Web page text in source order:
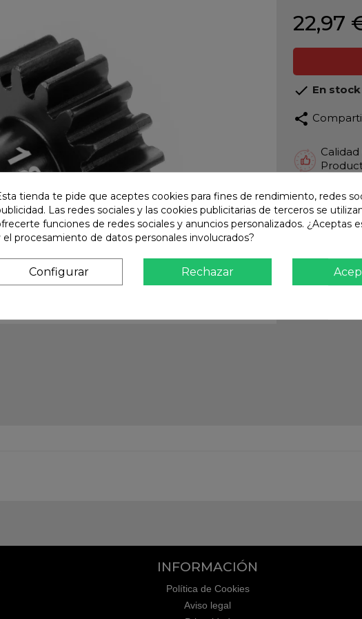
22,97
 En stock
share
Calidad
Envío
Pago
Te
INFORMACIÓN
Política de Cookies
Aviso legal
tienda te pide que aceptes cookies para fines de rendimiento, redes
Las redes sociales y las cookies publicitarias de terceros se
funciones de redes sociales y anuncios personalizados. ¿Aceptas
el procesamiento de datos personales involucrados?
Configurar Rechazar